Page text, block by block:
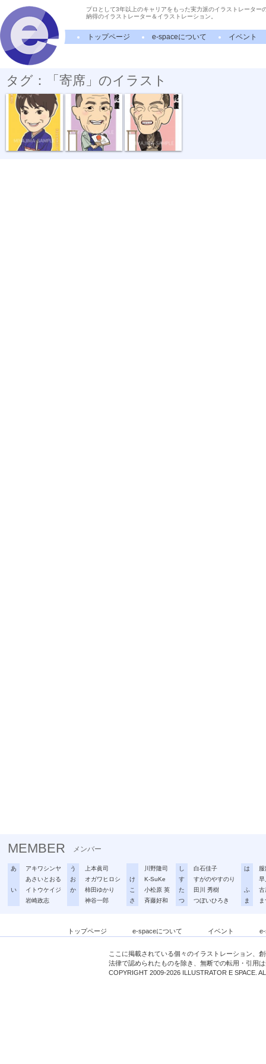
プロとして3年以上のキャリアをもった実力派のイラストレーター
納得のイラストレーター＆イラストレーション。
トップページ e-spaceについて イベント
タグ：「寄席」のイラスト
六華亭遊花さんA 三遊亭小遊三... 桂歌丸師匠
MEMBER メンバー
あ
アキワシンヤ
あさいとおる
い
イトウケイジ
岩崎政志
う
上本眞司
お
オガワヒロシ
か
柿田ゆかり
神谷一郎
川野隆司
け
K-SuKe
こ
小松原 英
さ
斉藤好和
し
白石佳子
す
すがのやすのり
た
田川 秀樹
つ
つぼいひろき
は
早
ふ
古
ま
トップページ e-spaceについて イベント
ここに掲載されている個々のイラストレーション、
法律で認められたものを除き、無断での転用・引用
COPYRIGHT 2009-2026 ILLUSTRATOR E SPACE.